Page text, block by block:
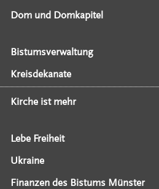
Dom und Domkapitel
Bistumsverwaltung
Kreisdekanate
Kirche ist mehr
Lebe Freiheit
Ukraine
Finanzen des Bistums Münster